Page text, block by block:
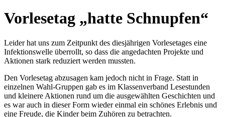
Vorlesetag „hatte Schnupfen“
Leider hat uns zum Zeitpunkt des diesjährigen Vorlesetages eine
Infektionswelle überrollt, so dass die angedachten Projekte und
Aktionen stark reduziert werden mussten.
Den Vorlesetag abzusagen kam jedoch nicht in Frage. Statt in
einzelnen Wahl-Gruppen gab es im Klassenverband Lesestunden
und kleinere Aktionen rund um die ausgewählten Geschichten und
es war auch in dieser Form wieder einmal ein schönes Erlebnis und
eine Freude, die Kinder beim Zuhören zu betrachten.